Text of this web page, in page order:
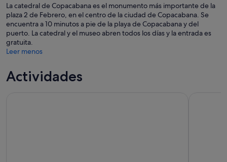
La catedral de Copacabana es el monumento más importante de la
plaza 2 de Febrero, en el centro de la ciudad de Copacabana. Se
encuentra a 10 minutos a pie de la playa de Copacabana y del
puerto. La catedral y el museo abren todos los días y la entrada es
gratuita.
Leer menos
Actividades